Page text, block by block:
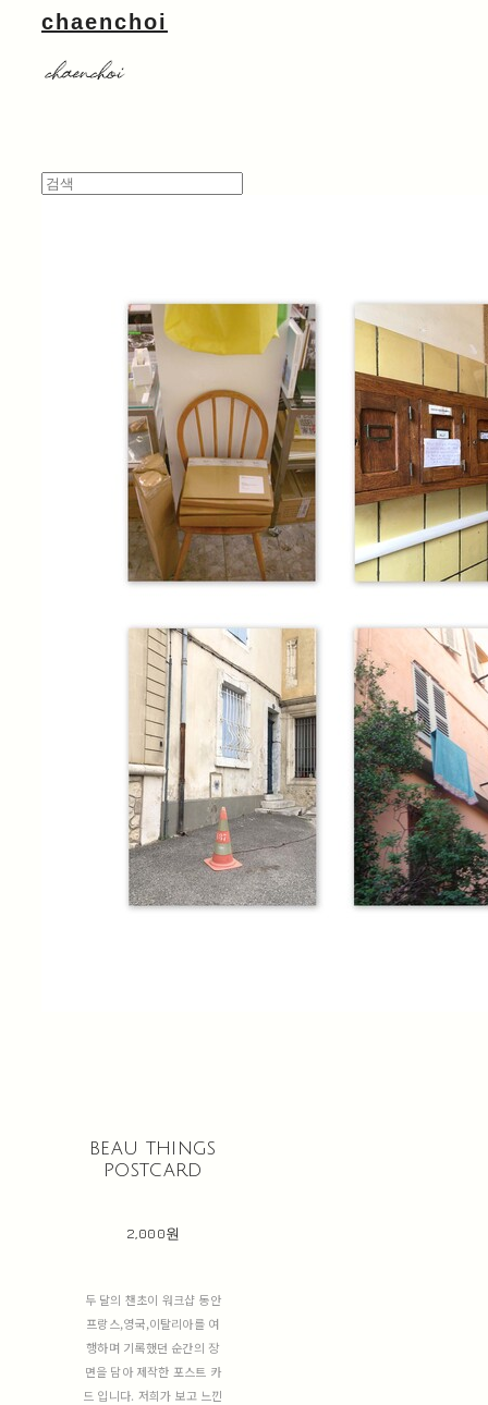
chaenchoi
beau things
postcard
2,000원
두 달의 챈초이 워크샵 동안
프랑스,영국,이탈리아를 여
행하며 기록했던 순간의 장
면을 담아 제작한 포스트 카
드 입니다. 저희가 보고 느낀